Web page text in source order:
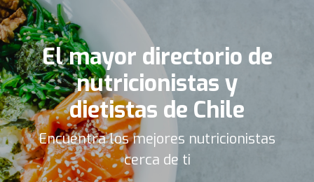
El mayor directorio de
nutricionistas y
dietistas de Chile
Encuentra los mejores nutricionistas
cerca de ti